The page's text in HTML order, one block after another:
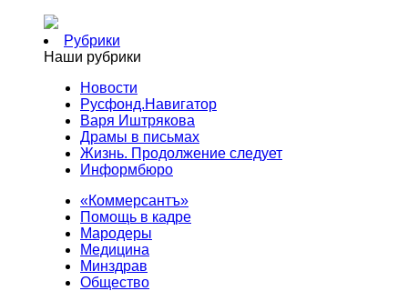
Рубрики
Наши рубрики
Новости
Русфонд.Навигатор
Варя Иштрякова
Драмы в письмах
Жизнь. Продолжение следует
Информбюро
«Коммерсантъ»
Помощь в кадре
Мародеры
Медицина
Минздрав
Общество